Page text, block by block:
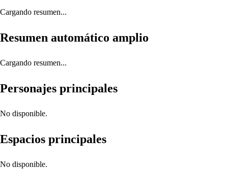
Cargando resumen...
Resumen automático amplio
Cargando resumen...
Personajes principales
No disponible.
Espacios principales
No disponible.